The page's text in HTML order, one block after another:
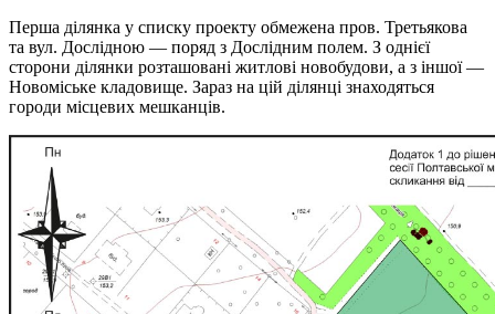
Перша ділянка у списку проекту обмежена пров. Третьякова
та вул. Дослідною — поряд з Дослідним полем. З однієї
сторони ділянки розташовані житлові новобудови, а з іншої —
Новоміське кладовище. Зараз на цій ділянці знаходяться
городи місцевих мешканців.